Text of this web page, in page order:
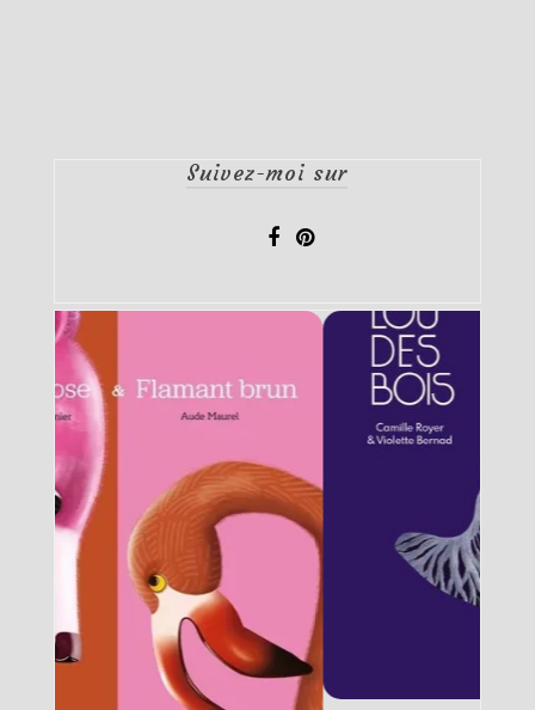
Suivez-moi sur